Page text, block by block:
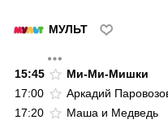
МУЛЬТ
15:45
Ми-Ми-Мишки
17:00
Аркадий
17:20
Маша и Медведь